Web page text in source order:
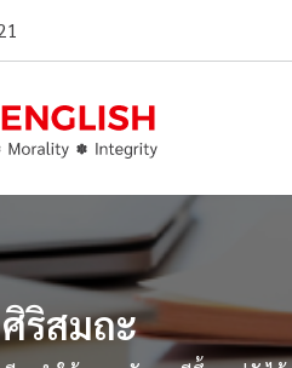
ริสมถะ